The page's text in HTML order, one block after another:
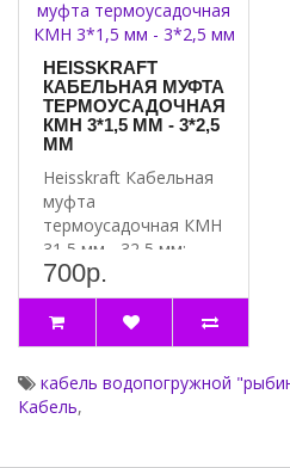
HEISSKRAFT
КАБЕЛЬНАЯ МУФТА
ТЕРМОУСАДОЧНАЯ
КМН 3*1,5 ММ - 3*2,5
ММ
Heisskraft Кабельная
муфта
термоусадочная КМН
31,5 мм - 32,5 мм:
надёжное решение
для систем отоплен..
700р.
кабель водопогружной
Кабель,